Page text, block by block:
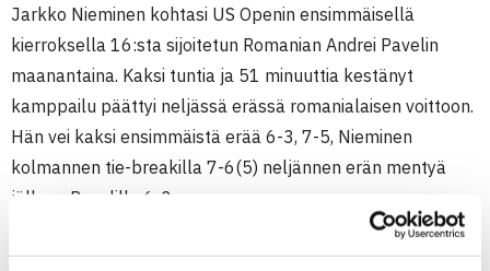
Jarkko Nieminen kohtasi US Openin ensimmäisellä
kierroksella 16:sta sijoitetun Romanian Andrei Pavelin
maanantaina. Kaksi tuntia ja 51 minuuttia kestänyt
kamppailu päättyi neljässä erässä romanialaisen voittoon.
Hän vei kaksi ensimmäistä erää 6-3, 7-5, Nieminen
kolmannen tie-breakilla 7-6(5) neljännen erän mentyä
jälleen Pavelille 6-3.
Molempien ykkössyöttöprosentti oli hieman yli 50%,
Niemisellä 54% ja Pavelilla 53%. Pavel syötti ottelussa 13